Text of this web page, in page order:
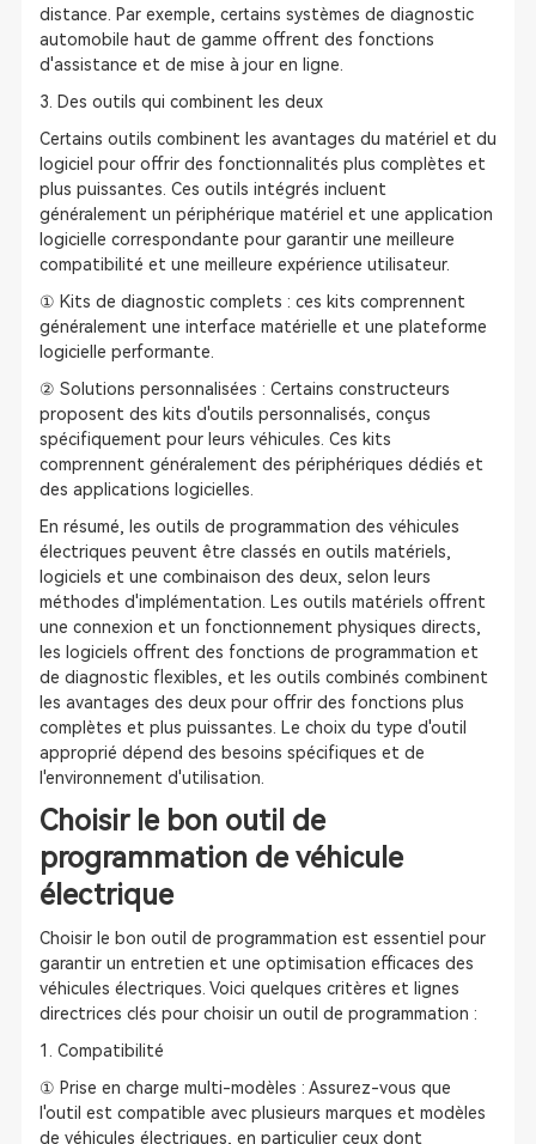
distance. Par exemple, certains systèmes de diagnostic
automobile haut de gamme offrent des fonctions
d'assistance et de mise à jour en ligne.
3. Des outils qui combinent les deux
Certains outils combinent les avantages du matériel et du
logiciel pour offrir des fonctionnalités plus complètes et
plus puissantes. Ces outils intégrés incluent
généralement un périphérique matériel et une application
logicielle correspondante pour garantir une meilleure
compatibilité et une meilleure expérience utilisateur.
① Kits de diagnostic complets : ces kits comprennent
généralement une interface matérielle et une plateforme
logicielle performante.
② Solutions personnalisées : Certains constructeurs
proposent des kits d'outils personnalisés, conçus
spécifiquement pour leurs véhicules. Ces kits
comprennent généralement des périphériques dédiés et
des applications logicielles.
En résumé, les outils de programmation des véhicules
électriques peuvent être classés en outils matériels,
logiciels et une combinaison des deux, selon leurs
méthodes d'implémentation. Les outils matériels offrent
une connexion et un fonctionnement physiques directs,
les logiciels offrent des fonctions de programmation et
de diagnostic flexibles, et les outils combinés combinent
les avantages des deux pour offrir des fonctions plus
complètes et plus puissantes. Le choix du type d'outil
approprié dépend des besoins spécifiques et de
l'environnement d'utilisation.
Choisir le bon outil de
programmation de véhicule
électrique
Choisir le bon outil de programmation est essentiel pour
garantir un entretien et une optimisation efficaces des
véhicules électriques. Voici quelques critères et lignes
directrices clés pour choisir un outil de programmation :
1. Compatibilité
① Prise en charge multi-modèles : Assurez-vous que
l'outil est compatible avec plusieurs marques et modèles
de véhicules électriques, en particulier ceux dont